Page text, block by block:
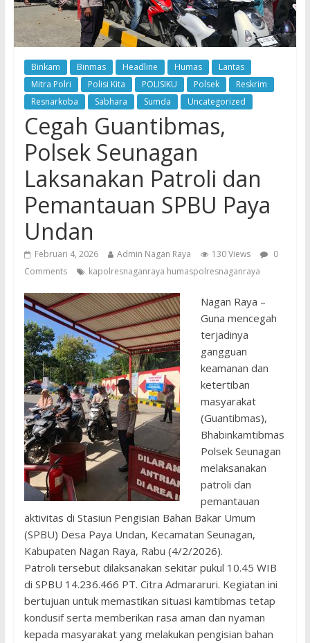
Binkam Binmas Headline Humas
Lantas
Mitra Polri
Polisi Kita POLISIKU Polsek
Reskrim
Resnarkoba
Sabhara Sumda Uncategorized
Cegah Guantibmas,
Polsek Seunagan
Laksanakan Patroli dan
Pemantauan SPBU Paya
Undan
Februari 4, 2026 Admin Nagan Raya 130 Views
0
Comments
kapolresnaganraya humaspolresnaganraya
Nagan Raya –
Guna mencegah
terjadinya
gangguan
keamanan dan
ketertiban
masyarakat
(Guantibmas),
Bhabinkamtibmas
Polsek Seunagan
melaksanakan
patroli dan
pemantauan
aktivitas di Stasiun Pengisian Bahan Bakar Umum
(SPBU) Desa Paya Undan, Kecamatan Seunagan,
Kabupaten Nagan Raya, Rabu (4/2/2026).
Patroli tersebut dilaksanakan sekitar pukul 10.45 WIB
di SPBU 14.236.466 PT. Citra Admararuri. Kegiatan ini
bertujuan untuk memastikan situasi kamtibmas tetap
kondusif serta memberikan rasa aman dan nyaman
kepada masyarakat yang melakukan pengisian bahan